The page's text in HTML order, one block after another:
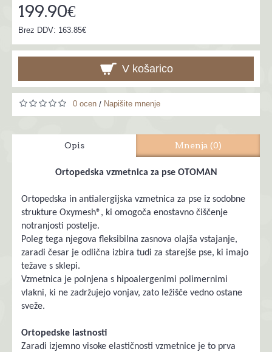
199.90€
Brez DDV: 163.85€
V košarico
0 ocen / Napišite mnenje
Opis Mnenja (0)
Ortopedska vzmetnica za pse OTOMAN
Ortopedska in antialergijska vzmetnica za pse iz sodobne
strukture Oxymesh®, ki omogoča enostavno čiščenje
notranjosti postelje.
Poleg tega njegova fleksibilna zasnova olajša vstajanje,
zaradi česar je odlična izbira tudi za starejše pse, ki imajo
težave s sklepi.
Vzmetnica je polnjena s hipoalergenimi polimernimi
vlakni, ki ne zadržujejo vonjav, zato ležišče vedno ostane
sveže.
Ortopedske lastnosti
Zaradi izjemno visoke elastičnosti vzmetnice je to prva